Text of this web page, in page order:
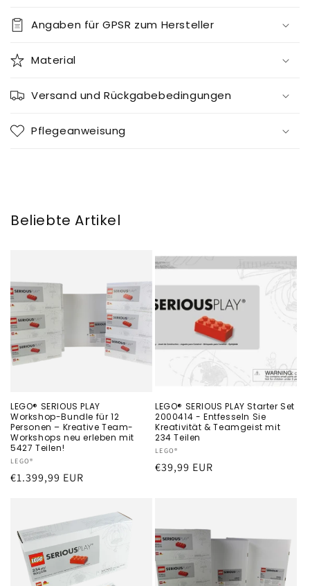
Angaben für GPSR zum Hersteller
Material
Versand und Rückgabebedingungen
Pflegeanweisung
Beliebte Artikel
LEGO® SERIOUS PLAY
Workshop-Bundle für 12
Personen – Kreative Team-
Workshops neu erleben mit
5427 Teilen!
Anbieter:
LEGO®
Normaler
€1.399,99 EUR
LEGO® SERIOUS PLAY Starter Set
2000414 - Entfesseln Sie
Kreativität & Teamgeist mit
234 Teilen
Anbieter:
LEGO®
Normaler
€39,99 EUR